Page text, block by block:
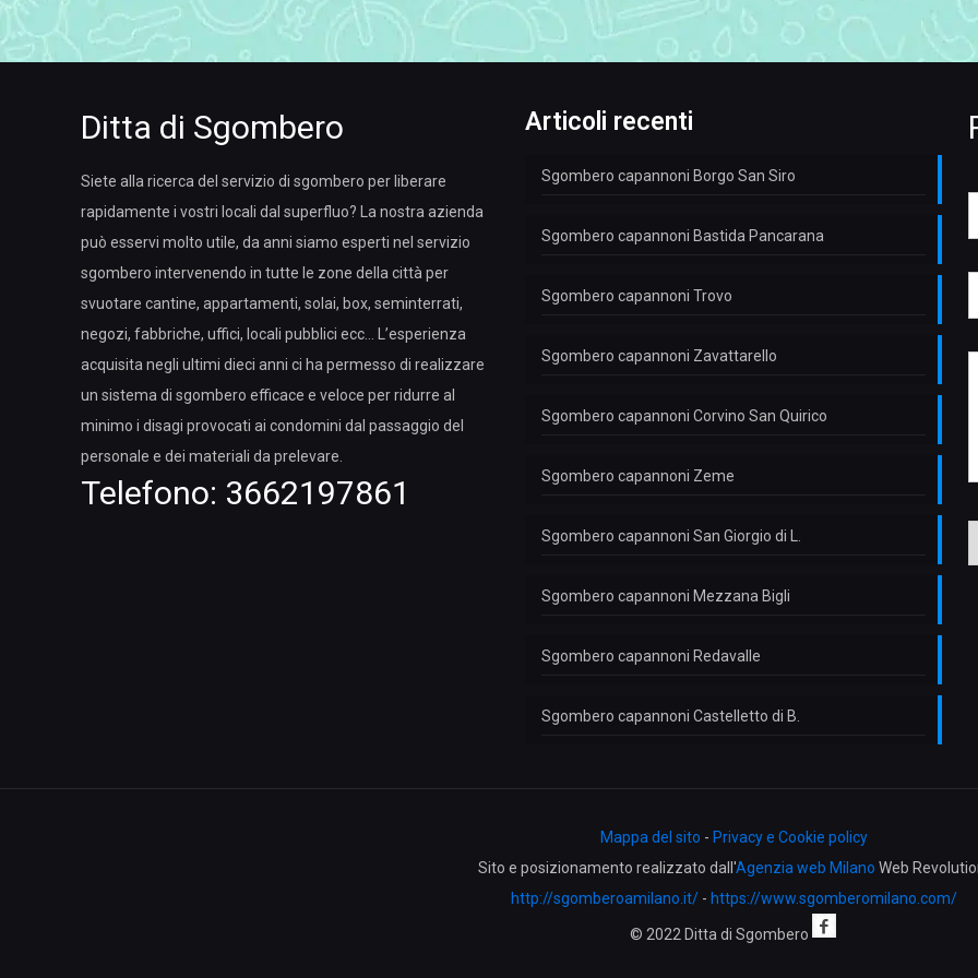
Ditta di Sgombero
Siete alla ricerca del servizio di sgombero per liberare
rapidamente i vostri locali dal superfluo? La nostra azienda
può esservi molto utile, da anni siamo esperti nel servizio
sgombero intervenendo in tutte le zone della città per
svuotare cantine, appartamenti, solai, box, seminterrati,
negozi, fabbriche, uffici, locali pubblici ecc… L’esperienza
acquisita negli ultimi dieci anni ci ha permesso di realizzare
un sistema di sgombero efficace e veloce per ridurre al
minimo i disagi provocati ai condomini dal passaggio del
personale e dei materiali da prelevare.
Telefono: 3662197861
Articoli recenti
Sgombero capannoni Borgo San Siro
Sgombero capannoni Bastida Pancarana
Sgombero capannoni Trovo
Sgombero capannoni Zavattarello
Sgombero capannoni Corvino San Quirico
Sgombero capannoni Zeme
Sgombero capannoni San Giorgio di L.
Sgombero capannoni Mezzana Bigli
Sgombero capannoni Redavalle
Sgombero capannoni Castelletto di B.
a
l
g
e
i
*
l
f
Mappa del sito - Privacy e Cookie policy
Sito e posizionamento realizzato dall'Agenzia web Milano Web
http://sgomberoamilano.it/- https://www.sgomberomilano.com/
© 2022 Ditta di Sgombero